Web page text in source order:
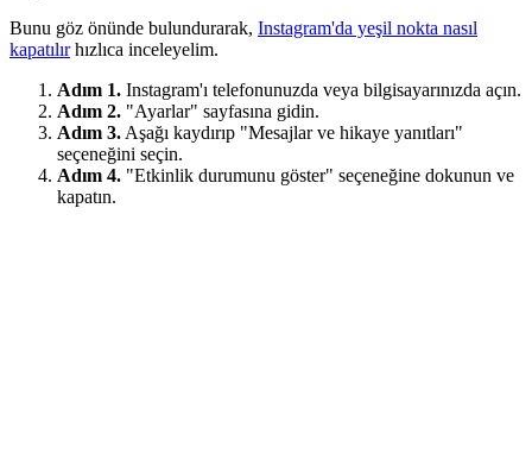
Bunu göz önünde bulundurarak, Instagram'da yeşil nokta nasıl
kapatılırhızlıca inceleyelim.
Adım 1. Instagram'ı telefonunuzda veya bilgisayarınızda açın.
Adım 2. "Ayarlar" sayfasına gidin.
Adım 3. Aşağı kaydırıp "Mesajlar ve hikaye yanıtları"
seçeneğini seçin.
Adım 4. "Etkinlik durumunu göster" seçeneğine dokunun ve
kapatın.